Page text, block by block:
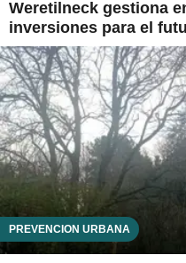
Weretilneck gestiona
inversiones para el
PREVENCIÓN URBANA